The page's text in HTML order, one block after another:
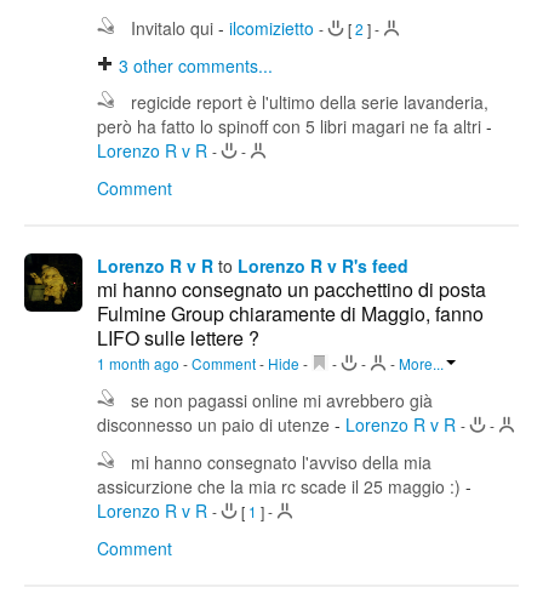
Invitalo qui - ilcomizietto - [2 ]-
3 other comments...
regicide report è l'ultimo della serie lavanderia,
però ha fatto lo spinoff con 5 libri magari ne fa altri -
Lorenzo R v R - -
Comment
Lorenzo R v R to Lorenzo R v R's feed
mi hanno consegnato un pacchettino di posta
Fulmine Group chiaramente di Maggio, fanno
LIFO sulle lettere ?
1 month ago -Comment- Hide - - - -More...
se non pagassi online mi avrebbero già
disconnesso un paio di utenze - Lorenzo R v R - -
mi hanno consegnato l'avviso della mia
assicurzione che la mia rc scade il 25 maggio :) -
Lorenzo R v R - [ 1 ]-
Comment